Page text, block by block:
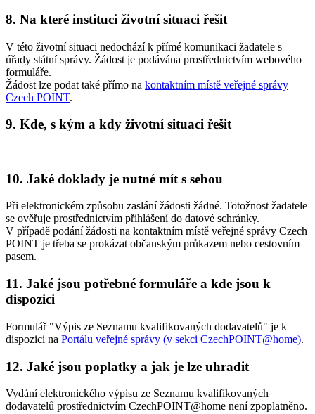
8. Na které instituci životní situaci řešit
V této životní situaci nedochází k přímé komunikaci žadatele s
úřady státní správy. Žádost je podávána prostřednictvím webového
formuláře.
Žádost lze podat také přímo na kontaktním místě veřejné správy
Czech POINT.
9. Kde, s kým a kdy životní situaci řešit
10. Jaké doklady je nutné mít s sebou
Při elektronickém způsobu zaslání žádosti žádné. Totožnost žadatele
se ověřuje prostřednictvím přihlášení do datové schránky.
V případě podání žádosti na kontaktním místě veřejné správy Czech
POINT je třeba se prokázat občanským průkazem nebo cestovním
pasem.
11. Jaké jsou potřebné formuláře a kde jsou k
dispozici
Formulář "Výpis ze Seznamu kvalifikovaných dodavatelů" je k
dispozici na Portálu veřejné správy (v sekci CzechPOINT@home).
12. Jaké jsou poplatky a jak je lze uhradit
Vydání elektronického výpisu ze Seznamu kvalifikovaných
dodavatelů prostřednictvím CzechPOINT@home není zpoplatněno.